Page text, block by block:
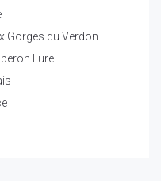
Gorges du Verdon
Lure